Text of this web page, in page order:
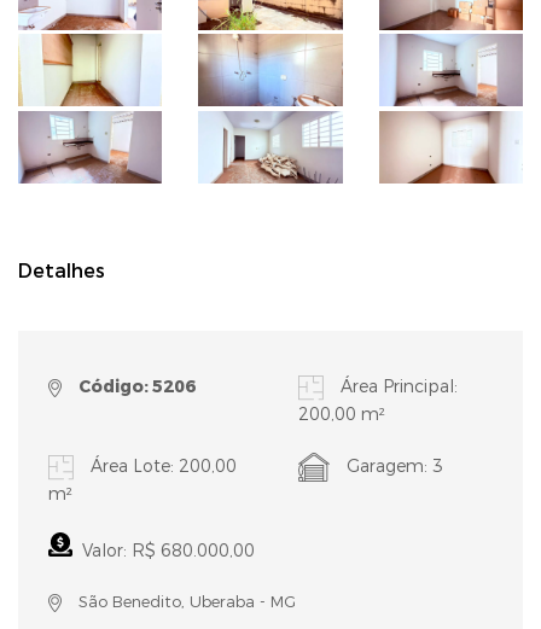
Detalhes
Código: 5206
Área Principal:
200,00 m²
Área Lote: 200,00
m²
Garagem: 3
Valor: R$ 680.000,00
São Benedito, Uberaba - MG